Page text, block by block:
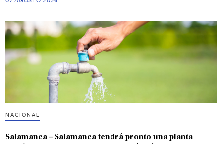
NACIONAL
Salamanca – Salamanca tendrá pronto una planta